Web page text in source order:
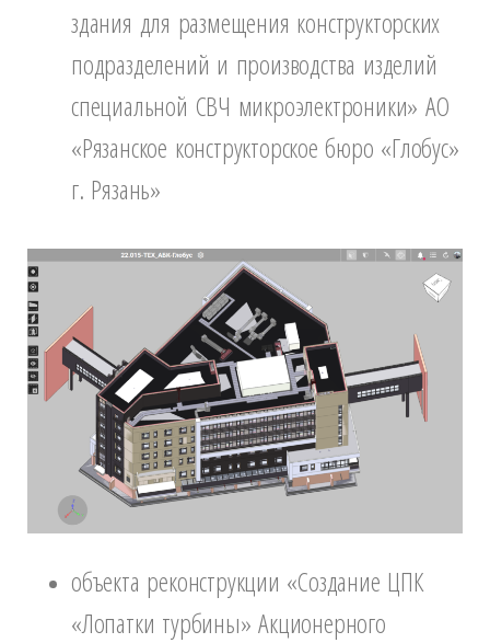
здания для размещения конструкторских
подразделений и производства изделий
специальной СВЧ микроэлектроники» АО
«Рязанское конструкторское бюро «Глобус»
г. Рязань»
объекта реконструкции «Создание ЦПК
«Лопатки турбины» Акционерного